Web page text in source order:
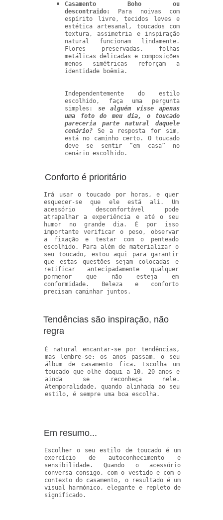
Irá usar o toucado por horas, e quer
esquecer-se que ele está ali. Um
acessório desconfortável pode
atrapalhar a experiência e até o seu
humor no grande dia. É por isso
importante verificar o peso, observar
a fixação e testar com o penteado
escolhido. Para além de materializar o
seu toucado, estou aqui para garantir
que estas questões sejam colocadas e
retificar antecipadamente qualquer
pormenor que não esteja em
conformidade. Beleza e conforto
precisam caminhar juntos.
Conforto é prioritário
É natural encantar-se por tendências,
mas lembre-se: os anos passam, o seu
álbum de casamento fica. Escolha um
toucado que olhe daqui a 10, 20 anos e
ainda se reconheça nele.
Atemporalidade, quando alinhada ao seu
estilo, é sempre uma boa escolha.
Escolher o seu estilo de toucado é um
exercício de autoconhecimento e
sensibilidade. Quando o acessório
conversa consigo, com o vestido e com o
contexto do casamento, o resultado é um
visual harmónico, elegante e repleto de
significado.
Tendências são inspiração, não
regra
Em resumo...
Casamento Boho ou
descontraido:
Para noivas com
espírito livre, tecidos leves e
estética artesanal, toucados com
textura, assimetria e inspiração
natural funcionam lindamente.
Flores preservadas, folhas
metálicas delicadas e composições
menos simétricas reforçam a
identidade boêmia.
Independentemente do estilo
escolhido, faça uma pergunta
simples: se alguém visse apenas
uma foto do meu dia, o toucado
pareceria parte natural daquele
cenário?
Se a resposta for sim,
está no caminho certo. O toucado
deve se sentir “em casa” no
cenário escolhido.